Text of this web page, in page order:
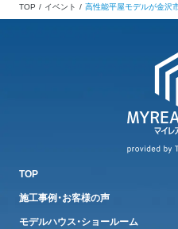
TOP イベント 高性能平屋モデルが金沢
TOP
施工事例・お客様の声
モデルハウス・ショールーム